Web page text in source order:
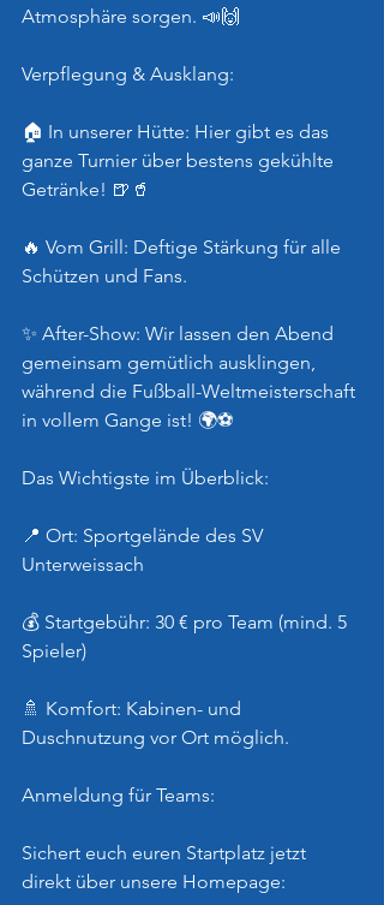
Atmosphäre sorgen. 📣🙌
Verpflegung & Ausklang:
🏠 In unserer Hütte: Hier gibt es das
ganze Turnier über bestens gekühlte
Getränke! 🍺🥤
🔥 Vom Grill: Deftige Stärkung für alle
Schützen und Fans.
✨ After-Show: Wir lassen den Abend
gemeinsam gemütlich ausklingen,
während die Fußball-Weltmeisterschaft
in vollem Gange ist! 🌍⚽️
Das Wichtigste im Überblick:
📍 Ort: Sportgelände des SV
Unterweissach
💰 Startgebühr: 30 € pro Team (mind. 5
Spieler)
🚿 Komfort: Kabinen- und
Duschnutzung vor Ort möglich.
Anmeldung für Teams:
Sichert euch euren Startplatz jetzt
direkt über unsere Homepage: